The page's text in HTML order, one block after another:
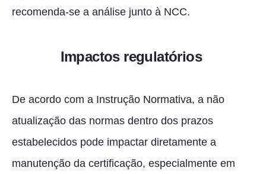
recomenda-se a análise junto à NCC.
Impactos regulatórios
De acordo com a Instrução Normativa, a não
atualização das normas dentro dos prazos
estabelecidos pode impactar diretamente a
manutenção da certificação, especialmente em